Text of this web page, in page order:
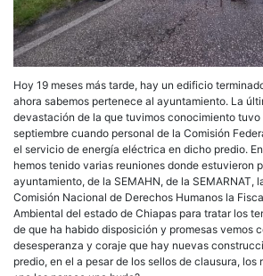
Hoy 19 meses más tarde, hay un edificio
ahora sabemos pertenece al ayuntamiento. La
devastación de la que tuvimos conocimiento tuvo
septiembre cuando personal de la Comisión
el servicio de energía eléctrica en dicho predio.
hemos tenido varias reuniones donde estuvieron
ayuntamiento, de la SEMAHN, de la SEMARNAT,
Comisión Nacional de Derechos Humanos la
Ambiental del estado de Chiapas para tratar los
de que ha habido disposición y promesas vemos
desesperanza y coraje que hay nuevas
predio, en el a pesar de los sellos de clausura, los